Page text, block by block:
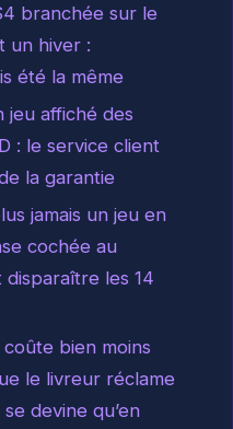
branchée sur le
un hiver :
été la même
jeu affiché des
: le service client
la garantie
jamais un jeu en
cochée au
les 14
bien moins
le livreur réclame
devine qu’en